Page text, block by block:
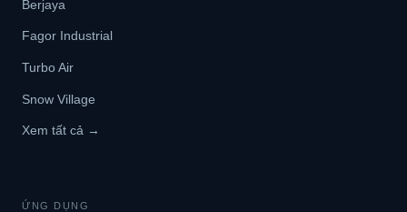
Berjaya
Fagor Industrial
Turbo Air
Snow Village
Xem tất cả →
ỨNG DỤNG